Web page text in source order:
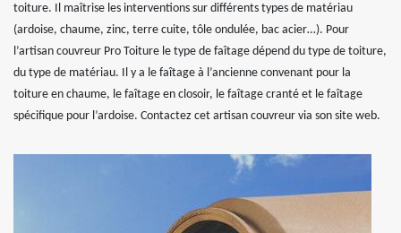
toiture. Il maîtrise les interventions sur différents types de matériau
(ardoise, chaume, zinc, terre cuite, tôle ondulée, bac acier…). Pour
l’artisan couvreur Pro Toiture le type de faîtage dépend du type de toiture,
du type de matériau. Il y a le faîtage à l’ancienne convenant pour la
toiture en chaume, le faîtage en closoir, le faîtage cranté et le faîtage
spécifique pour l’ardoise. Contactez cet artisan couvreur via son site web.